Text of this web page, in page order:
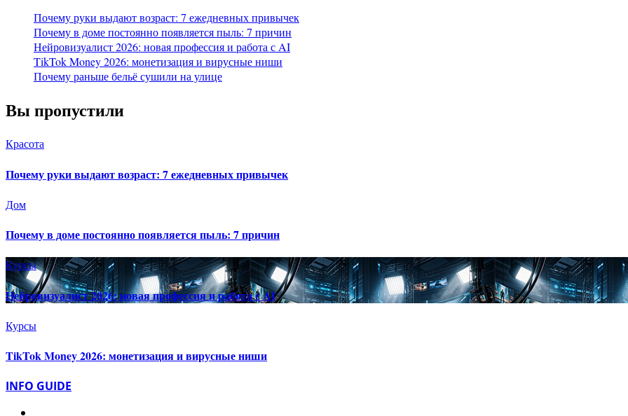
Почему руки выдают возраст: 7 ежедневных привычек
Почему в доме постоянно появляется пыль: 7 причин
Нейровизуалист 2026: новая профессия и работа с AI
TikTok Money 2026: монетизация и вирусные ниши
Почему раньше бельё сушили на улице
Вы пропустили
Красота
Почему руки выдают возраст: 7 ежедневных привычек
Дом
Почему в доме постоянно появляется пыль: 7 причин
Курсы
Нейровизуалист 2026: новая профессия и работа с AI
Курсы
TikTok Money 2026: монетизация и вирусные ниши
INFO GUIDE